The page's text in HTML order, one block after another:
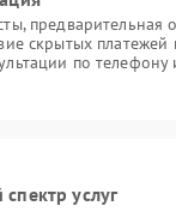
предварительная
скрытых
по
услуг